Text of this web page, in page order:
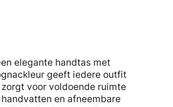
elegante handtas met
geeft iedere outfit
voor voldoende ruimte
en afneembare